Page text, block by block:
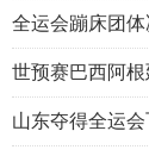
全运会蹦床团
世预赛巴西阿
山东夺得全运